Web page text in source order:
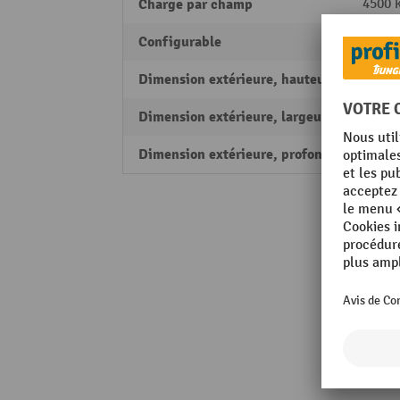
Charge par champ 4500
Configurable oui
Dimension extérieure, hauteur 2000
Dimension extérieure, largeur 1850
Dimension extérieure, profondeur 610